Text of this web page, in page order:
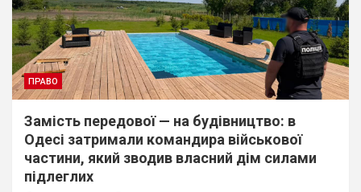
ПРАВО
Замість передової — на будівництво: в
Одесі затримали командира військової
частини, який зводив власний дім силами
підлеглих